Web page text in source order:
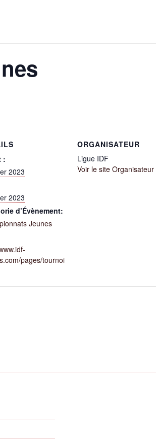
:
2023
2023
d’Évènement:
Jeunes
pages/tournoi
ORGANISATEUR
Ligue IDF
Voir le site Organisateur